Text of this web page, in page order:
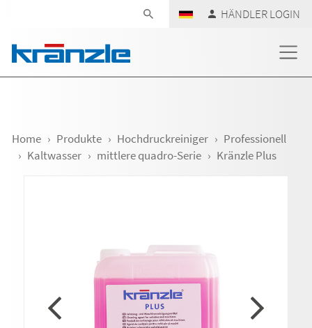
HÄNDLER LOGIN
Home Produkte Hochdruckreiniger
Professionell
Kaltwasser
mittlere quadro-Serie Kränzle Plus